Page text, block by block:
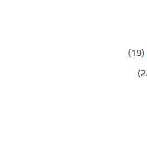
(19)